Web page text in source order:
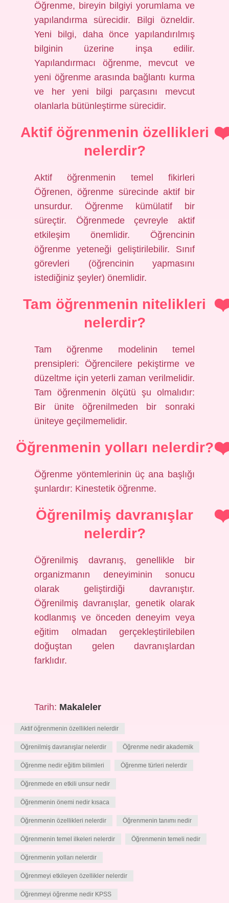
Öğrenme, bireyin bilgiyi yorumlama ve
yapılandırma sürecidir. Bilgi özneldir.
Yeni bilgi, daha önce yapılandırılmış
bilginin üzerine inşa edilir.
Yapılandırmacı öğrenme, mevcut ve
yeni öğrenme arasında bağlantı kurma
ve her yeni bilgi parçasını mevcut
olanlarla bütünleştirme sürecidir.
Aktif öğrenmenin özellikleri
nelerdir?
Aktif öğrenmenin temel fikirleri
Öğrenen, öğrenme sürecinde aktif bir
unsurdur. Öğrenme kümülatif bir
süreçtir. Öğrenmede çevreyle aktif
etkileşim önemlidir. Öğrencinin
öğrenme yeteneği geliştirilebilir. Sınıf
görevleri (öğrencinin yapmasını
istediğiniz şeyler) önemlidir.
Tam öğrenmenin nitelikleri
nelerdir?
Tam öğrenme modelinin temel
prensipleri: Öğrencilere pekiştirme ve
düzeltme için yeterli zaman verilmelidir.
Tam öğrenmenin ölçütü şu olmalıdır:
Bir ünite öğrenilmeden bir sonraki
üniteye geçilmemelidir.
Öğrenmenin yolları nelerdir?
Öğrenme yöntemlerinin üç ana başlığı
şunlardır: Kinestetik öğrenme.
Öğrenilmiş davranışlar
nelerdir?
Öğrenilmiş davranış, genellikle bir
organizmanın deneyiminin sonucu
olarak geliştirdiği davranıştır.
Öğrenilmiş davranışlar, genetik olarak
kodlanmış ve önceden deneyim veya
eğitim olmadan gerçekleştirilebilen
doğuştan gelen davranışlardan
farklıdır.
Tarih: Makaleler
Aktif öğrenmenin özellikleri nelerdir
Öğrenilmiş davranışlar nelerdir Öğrenme nedir akademik
Öğrenme nedir eğitim bilimleri Öğrenme türleri nelerdir
Öğrenmede en etkili unsur nedir
Öğrenmenin önemi nedir kısaca
Öğrenmenin özellikleri nelerdir Öğrenmenin tanımı nedir
Öğrenmenin temel ilkeleri nelerdir Öğrenmenin temeli nedir
Öğrenmenin yolları nelerdir
Öğrenmeyi etkileyen özellikler nelerdir
Öğrenmeyi öğrenme nedir KPSS